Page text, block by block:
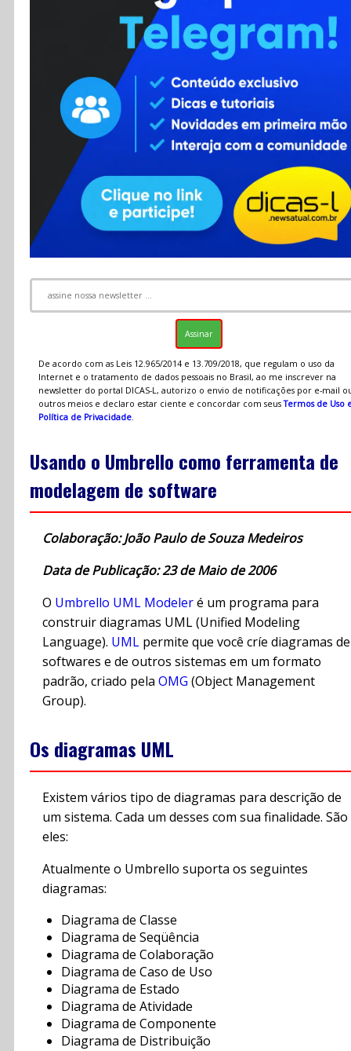
Contato
RSS
De acordo com as Leis 12.965/2014 e 13.709/2018, que regulam o uso da
Internet e o tratamento de dados pessoais no Brasil, ao me inscrever na
newsletter do portal DICAS-L, autorizo o envio de notificações por e-mail
outros meios e declaro estar ciente e concordar com seusTermos de Uso
Política de Privacidade.
Usando o Umbrello como ferramenta de
modelagem de software
Colaboração: João Paulo de Souza Medeiros
Data de Publicação: 23 de Maio de 2006
O Umbrello UML Modeleré um programa para
construir diagramas UML (Unified Modeling
Language). UML permite que você críe diagramas de
softwares e de outros sistemas em um formato
padrão, criado pela OMG (Object Management
Group).
Os diagramas UML
Existem vários tipo de diagramas para descrição de
um sistema. Cada um desses com sua finalidade. São
eles:
Atualmente o Umbrello suporta os seguintes
diagramas:
Diagrama de Classe
Diagrama de Seqüência
Diagrama de Colaboração
Diagrama de Caso de Uso
Diagrama de Estado
Diagrama de Atividade
Diagrama de Componente
Diagrama de Distribuição